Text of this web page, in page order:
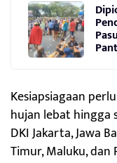
Kesiapsiagaan
hujan lebat hingga
DKI Jakarta, Jawa
Timur, Maluku, dan